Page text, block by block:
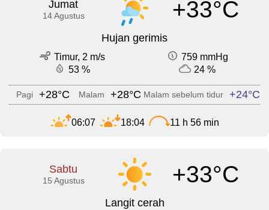
Jumat
14 Agustus +33°C
Hujan gerimis
Timur, 2 m/s
759 mmHg
53 %
24 %
Pagi +28°C Malam +28°C Malam sebelum tidur +24°C
06:07 18:04 11 h 56 min
Sabtu
15 Agustus +33°C
Langit cerah